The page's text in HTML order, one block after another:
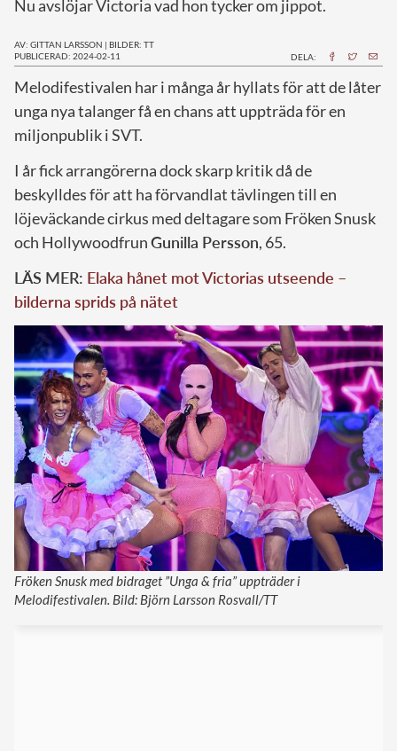
Nu avslöjar Victoria vad hon tycker om jippot.
AV: GITTAN LARSSON | BILDER: TT
PUBLICERAD: 2024-02-11
DELA:
Melodifestivalen har i många år hyllats för att de låter
unga nya talanger få en chans att uppträda för en
miljonpublik i SVT.
I år fick arrangörerna dock skarp kritik då de
beskylldes för att ha förvandlat tävlingen till en
löjeväckande cirkus med deltagare som Fröken Snusk
och HollywoodfrunGunilla Persson, 65.
LÄS MER: Elaka hånet mot Victorias utseende –
bilderna sprids på nätet
Fröken Snusk med bidraget ”Unga & fria” uppträder i
Melodifestivalen. Bild: Björn Larsson Rosvall/TT